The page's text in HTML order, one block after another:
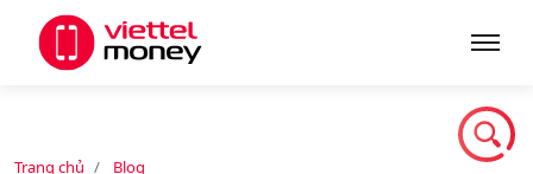
Trang chủ
Blog